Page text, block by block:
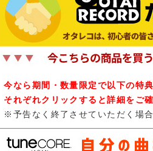
今なら期間・数量限定で以下の特
それぞれクリックすると詳細をご
※予告なく終了させていただく場